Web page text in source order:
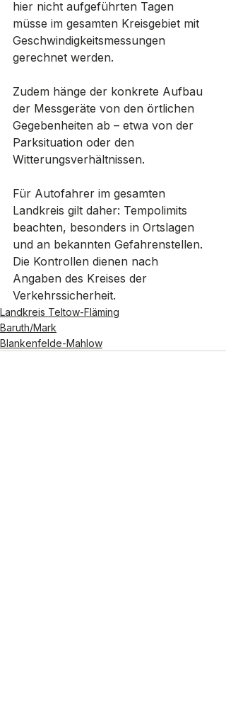
hier nicht aufgeführten Tagen
müsse im gesamten Kreisgebiet mit
Geschwindigkeitsmessungen
gerechnet werden.
Zudem hänge der konkrete Aufbau
der Messgeräte von den örtlichen
Gegebenheiten ab – etwa von der
Parksituation oder den
Witterungsverhältnissen.
Für Autofahrer im gesamten
Landkreis gilt daher: Tempolimits
beachten, besonders in Ortslagen
und an bekannten Gefahrenstellen.
Die Kontrollen dienen nach
Angaben des Kreises der
Verkehrssicherheit.
Landkreis Teltow-Fläming
Baruth/Mark
Blankenfelde-Mahlow